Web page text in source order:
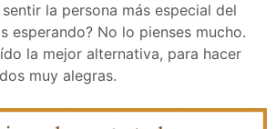
la persona más especial del
esperando? No lo pienses mucho.
la mejor alternativa, para hacer
muy alegras.